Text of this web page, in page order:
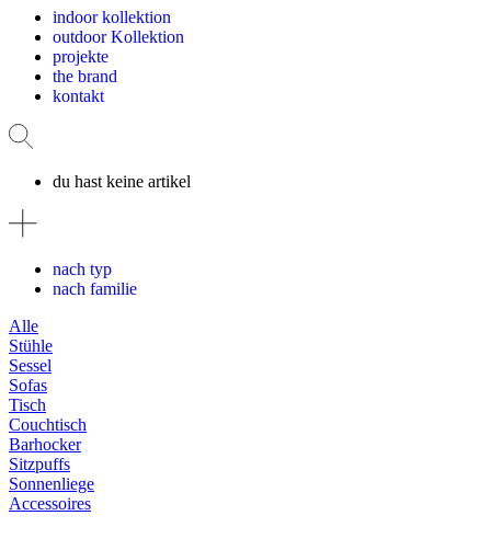
indoor kollektion
outdoor Kollektion
projekte
the brand
kontakt
du hast keine artikel
nach typ
nach familie
Alle
Stühle
Sessel
Sofas
Tisch
Couchtisch
Barhocker
Sitzpuffs
Sonnenliege
Accessoires